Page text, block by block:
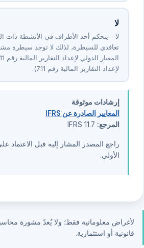
لا
لا - يتحكم أحد الأطراف في الأنشطة ذات
تعاقدي للسيطرة، لذلك لا توجد سيطرة
لإعداد التقارير المالية رقم ⁦11⁩.⁦7⁩).
إرشادات موثوقة
المعايير الصادرة عن IFRS
المرجع:
راجع المصدر المشار إليه قبل الاعتماد
الأولي.
لأغراض معلوماتية فقط؛ ولا يُعدّ مشورة
قانونية أو استثمارية.